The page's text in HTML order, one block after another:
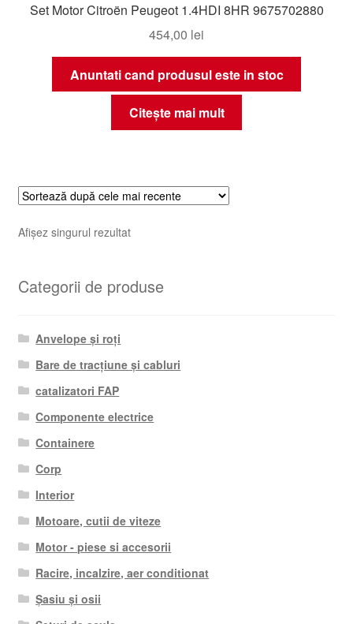
Set Motor Citroën Peugeot 1.4HDI 8HR 9675702880
454,00 lei
Anuntati cand produsul este in stoc
Citește mai mult
Afișez singurul rezultat
Categorii de produse
Anvelope și roți
Bare de tracțiune și cabluri
catalizatori FAP
Componente electrice
Containere
Corp
Interior
Motoare, cutii de viteze
Motor - piese si accesorii
Racire, incalzire, aer conditionat
Șasiu și osii